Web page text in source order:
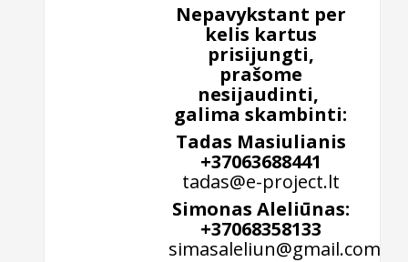
Nepavykstant per
kelis kartus
prisijungti,
prašome
nesijaudinti,
galima skambinti:
Tadas Masiulianis
+37063688441
tadas@e-project.lt
Simonas Aleliūnas:
+37068358133
simasaleliun@gmail.com